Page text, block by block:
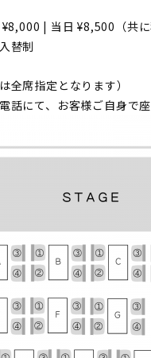
| 当日 ¥8,500（共に
替制
全席指定となります）
にて、お客様ご自身で座